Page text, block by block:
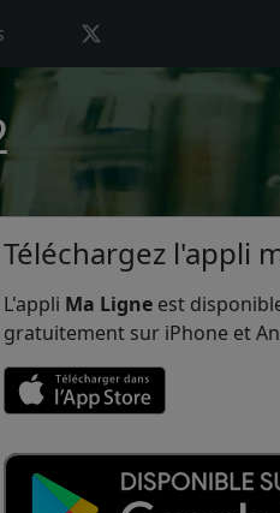
Téléchargez l'appli
L'appli Ma Ligne est
gratuitement sur iPhone et